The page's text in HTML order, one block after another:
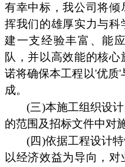
有幸中标，我公司将
挥我们的雄厚实力与科
建一支经验丰富、能
队，并以高效能的核
诺将确保本工程以'优质
成。
(三)本施工组织设
的范围及招标文件中对
(四)依据工程设计
以经济效益为导向，